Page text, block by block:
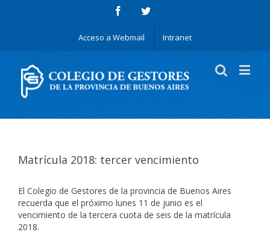
Acceso a Webmail Intranet
Matrícula 2018: tercer vencimiento
El Colegio de Gestores de la provincia de Buenos Aires
recuerda que el próximo lunes 11 de junio es el
vencimiento de la tercera cuota de seis de la matrícula
2018.